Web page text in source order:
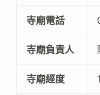
寺廟電話
寺廟負責人
寺廟經度